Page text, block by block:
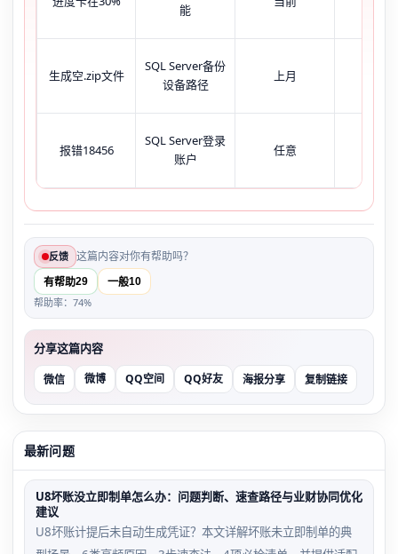
能
生成空.zip文件
SQL Server备份
设备路径
上月
报错18456
SQL Server登录
账户
任意
反馈 这篇内容对你有帮助吗？
有帮助29 一般10
帮助率：74%
分享这篇内容
微信 微博 QQ空间 QQ好友 海报分享 复制链接
最新问题
U8坏账没立即制单怎么办：问题判断、速查路径与业财协同优化
建议
U8坏账计提后未自动生成凭证？本文详解坏账未立即制单的典